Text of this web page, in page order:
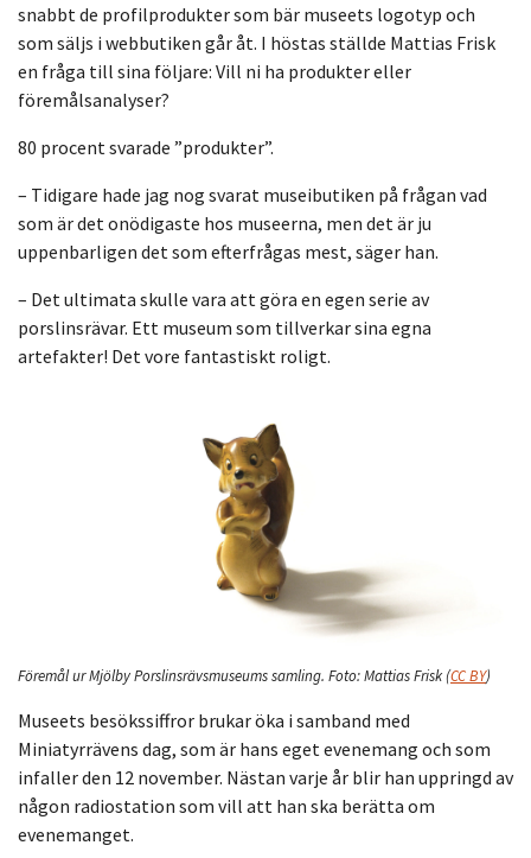
snabbt de profilprodukter som bär museets logotyp och
som säljs i webbutiken går åt. I höstas ställde Mattias Frisk
en fråga till sina följare: Vill ni ha produkter eller
föremålsanalyser?
80 procent svarade ”produkter”.
– Tidigare hade jag nog svarat museibutiken på frågan vad
som är det onödigaste hos museerna, men det är ju
uppenbarligen det som efterfrågas mest, säger han.
– Det ultimata skulle vara att göra en egen serie av
porslinsrävar. Ett museum som tillverkar sina egna
artefakter! Det vore fantastiskt roligt.
Föremål ur Mjölby Porslinsrävsmuseums samling. Foto:Mattias Frisk(CC BY)
Museets besökssiffror brukar öka i samband med
Miniatyrrävens dag, som är hans eget evenemang och som
infaller den 12 november. Nästan varje år blir han uppringd av
någon radiostation som vill att han ska berätta om
evenemanget.